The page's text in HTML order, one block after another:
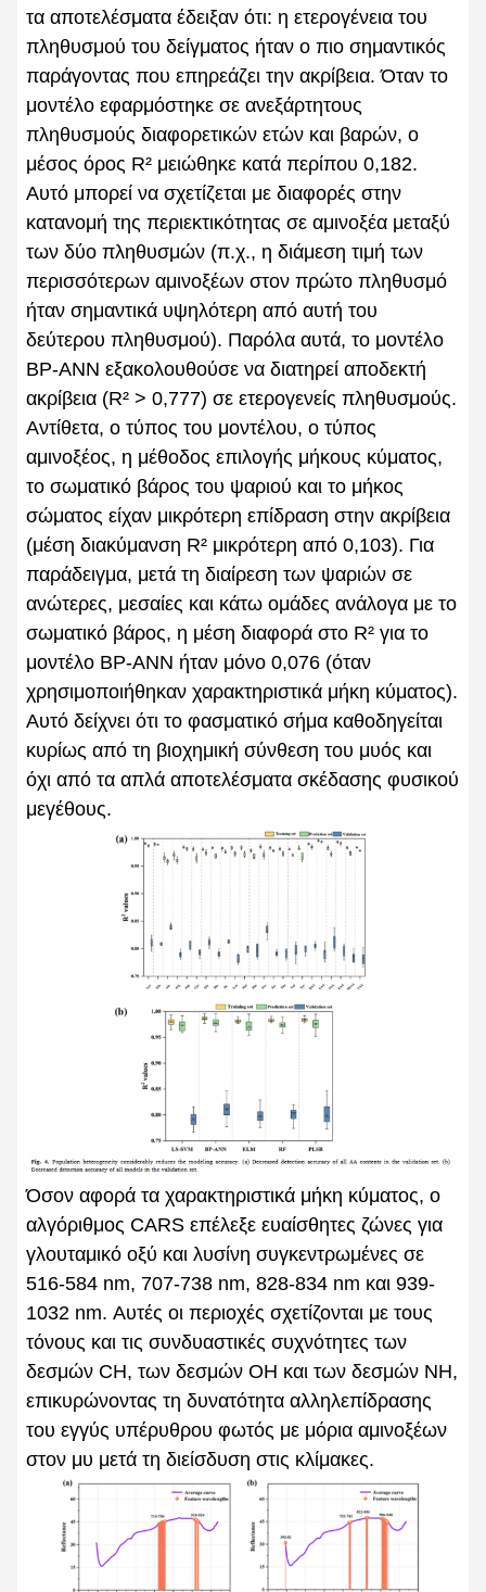
τα αποτελέσματα έδειξαν ότι: η ετερογένεια του
πληθυσμού του δείγματος ήταν ο πιο σημαντικός
παράγοντας που επηρεάζει την ακρίβεια. Όταν το
μοντέλο εφαρμόστηκε σε ανεξάρτητους
πληθυσμούς διαφορετικών ετών και βαρών, ο
μέσος όρος R² μειώθηκε κατά περίπου 0,182.
Αυτό μπορεί να σχετίζεται με διαφορές στην
κατανομή της περιεκτικότητας σε αμινοξέα μεταξύ
των δύο πληθυσμών (π.χ., η διάμεση τιμή των
περισσότερων αμινοξέων στον πρώτο πληθυσμό
ήταν σημαντικά υψηλότερη από αυτή του
δεύτερου πληθυσμού). Παρόλα αυτά, το μοντέλο
BP-ANN εξακολουθούσε να διατηρεί αποδεκτή
ακρίβεια (R² > 0,777) σε ετερογενείς πληθυσμούς.
Αντίθετα, ο τύπος του μοντέλου, ο τύπος
αμινοξέος, η μέθοδος επιλογής μήκους κύματος,
το σωματικό βάρος του ψαριού και το μήκος
σώματος είχαν μικρότερη επίδραση στην ακρίβεια
(μέση διακύμανση R² μικρότερη από 0,103). Για
παράδειγμα, μετά τη διαίρεση των ψαριών σε
ανώτερες, μεσαίες και κάτω ομάδες ανάλογα με το
σωματικό βάρος, η μέση διαφορά στο R² για το
μοντέλο BP-ANN ήταν μόνο 0,076 (όταν
χρησιμοποιήθηκαν χαρακτηριστικά μήκη κύματος).
Αυτό δείχνει ότι το φασματικό σήμα καθοδηγείται
κυρίως από τη βιοχημική σύνθεση του μυός και
όχι από τα απλά αποτελέσματα σκέδασης φυσικού
μεγέθους.
Όσον αφορά τα χαρακτηριστικά μήκη κύματος, ο
αλγόριθμος CARS επέλεξε ευαίσθητες ζώνες για
γλουταμικό οξύ και λυσίνη συγκεντρωμένες σε
516-584 nm, 707-738 nm, 828-834 nm και 939-
1032 nm. Αυτές οι περιοχές σχετίζονται με τους
τόνους και τις συνδυαστικές συχνότητες των
δεσμών CH, των δεσμών OH και των δεσμών NH,
επικυρώνοντας τη δυνατότητα αλληλεπίδρασης
του εγγύς υπέρυθρου φωτός με μόρια αμινοξέων
στον μυ μετά τη διείσδυση στις κλίμακες.